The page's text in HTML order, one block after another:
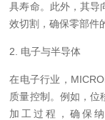
具寿命。此外，其导
效切割，确保零部件
2. 电子与半导体
在电子行业，
质量控制。例如，位
加工过程，确保